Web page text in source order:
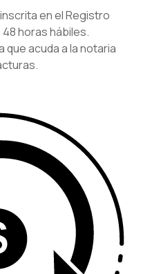
en el Registro
horas hábiles.
que acuda a la notaria